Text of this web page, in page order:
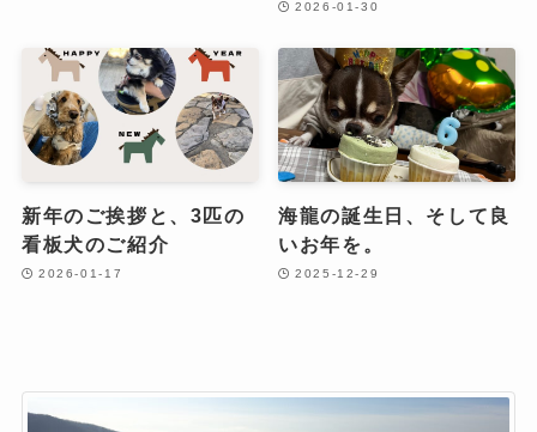
2026-01-30
新年のご挨拶と、3匹の
看板犬のご紹介
2026-01-17
海龍の誕生日、そして良
いお年を。
2025-12-29